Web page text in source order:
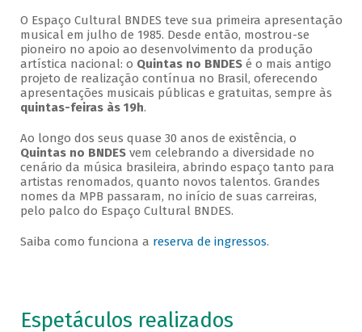
O Espaço Cultural BNDES teve sua primeira apresentação
musical em julho de 1985. Desde então, mostrou-se
pioneiro no apoio ao desenvolvimento da produção
artística nacional: o Quintas no BNDESé o mais antigo
projeto de realização contínua no Brasil, oferecendo
apresentações musicais públicas e gratuitas, sempre às
quintas-feiras às 19h.
Ao longo dos seus quase 30 anos de existência, o
Quintas no BNDESvem celebrando a diversidade no
cenário da música brasileira, abrindo espaço tanto para
artistas renomados, quanto novos talentos. Grandes
nomes da MPB passaram, no início de suas carreiras,
pelo palco do Espaço Cultural BNDES.
Saiba como funciona a reserva de ingressos.
Espetáculos realizados